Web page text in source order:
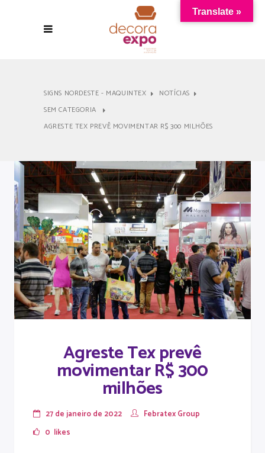
SIGNS NORDESTE - MAQUINTEX
NOTÍCIAS
SEM CATEGORIA
AGRESTE TEX PREVÊ MOVIMENTAR R$ 300 MILHÕES
Agreste Tex prevê
movimentar R$ 300
milhões
27 de janeiro de 2022
Febratex Group
0 likes
Translate »